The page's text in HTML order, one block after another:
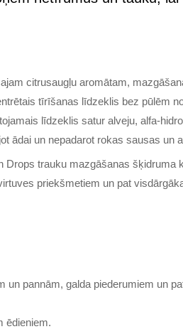
citrusaugļu aromātam,
tīrīšanas līdzeklis bez pūlēm
līdzeklis satur alveju, alfa-
ādai un nepadarot rokas sausas un
trauku mazgāšanas šķidruma
priekšmetiem un pat
pannām, galda piederumiem un
ēdieniem.